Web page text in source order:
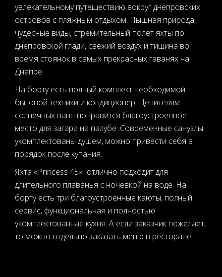
увлекательному путешествию вокруг днепровских
островов с пляжным отдыхом. Пышная природа,
чудесные виды, стремительный полёт яхты по
днепровской глади, свежий воздух и тишина во
время стоянок в самых прекрасных гаванях на
Днепре.
На борту есть полный комплект необходимой
бытовой техники и кондиционер. Ценителям
солнечных ванн понравится благоустроенное
место для загара на палубе. Современные санузлы
укомплектованы душем, можно привести себя в
порядок после купания.
Яхта «Princess 45» отлично подходит для
длительного плаванья с ночёвкой на воде. На
борту есть три благоустроенные каюты, полный
сервис, функциональная и полностью
укомплектованная кухня. А если заказчик пожелает,
то можно отдельно заказать меню в ресторане.